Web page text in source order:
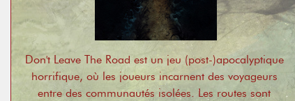
Don't Leave The Road est un jeu (post-)apocalyptique
horrifique, où les joueurs incarnent des voyageurs
entre des communautés isolées. Les routes sont